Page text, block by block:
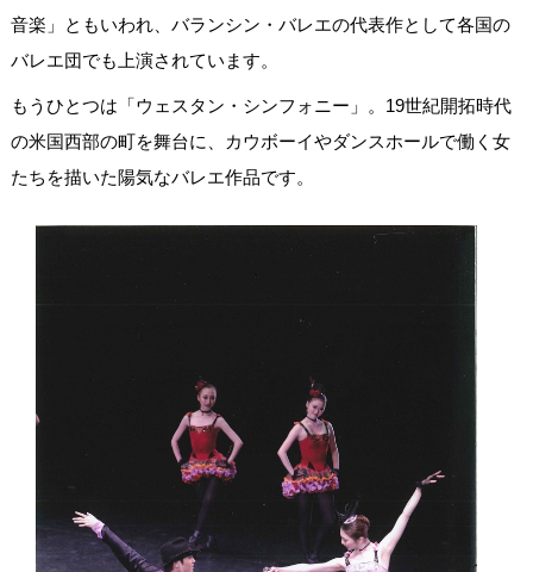
音楽」ともいわれ、バランシン・バレエの代表作として各国の
バレエ団でも上演されています。
もうひとつは「ウェスタン・シンフォニー」。19世紀開拓時代
の米国西部の町を舞台に、カウボーイやダンスホールで働く女
たちを描いた陽気なバレエ作品です。